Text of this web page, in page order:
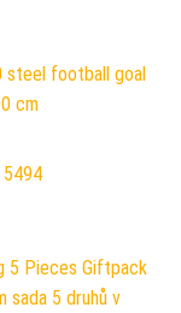
steel football goal
cm
5494
5 Pieces Giftpack
sada 5 druhů v